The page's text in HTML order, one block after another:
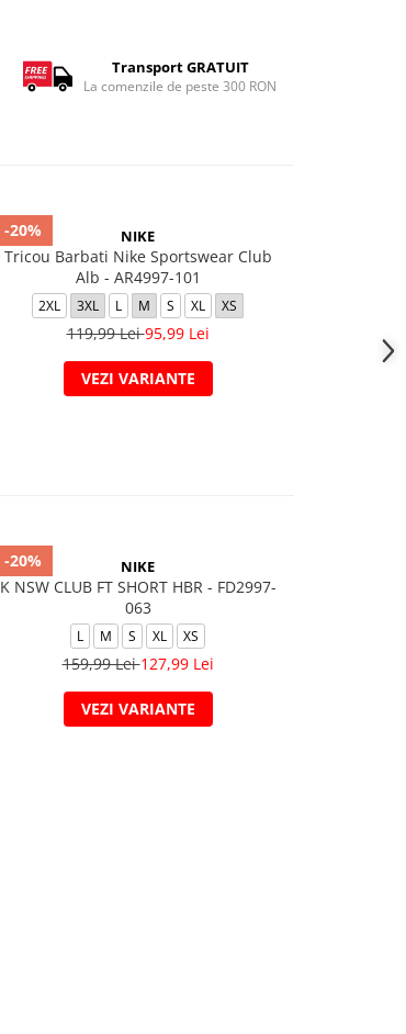
Transport GRATUIT
La comenzile de peste 300 RON
-20% NIKE
Tricou Barbati Nike Sportswear Club
Alb - AR4997-101
2XL 3XL L M S XL XS
119,99 Lei95,99 Lei
VEZI VARIANTE
-20% NIKE
K NSW CLUB FT SHORT HBR - FD2997-
063
L M S XL XS
159,99 Lei127,99 Lei
VEZI VARIANTE